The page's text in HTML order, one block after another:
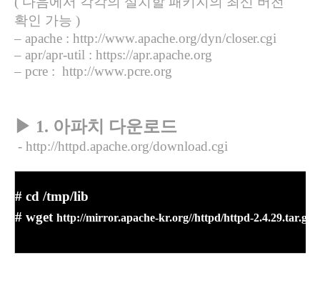
확인 가능 )
– apache : http://www.apache.org/dyn/closer.cgi
– apr/apr-util : https://apr.apache.org
– pcre : http://www.pcre.org
▶ 1. 아파치 다운로드
- http://httpd.apache.org/download.cgi
# cd /tmp/lib
# wget http://mirror.apache-kr.org//httpd/httpd-2.4.29.tar.gz